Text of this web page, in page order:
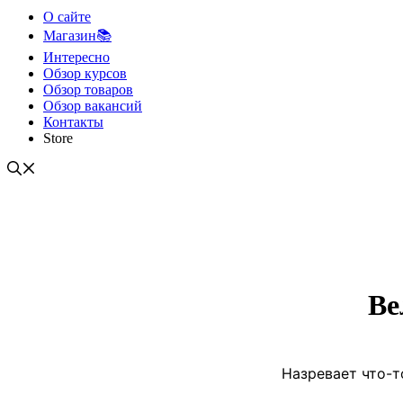
О сайте
Магазин📚
Интересно
Обзор курсов
Обзор товаров
Обзор вакансий
Контакты
Store
Назревает что-